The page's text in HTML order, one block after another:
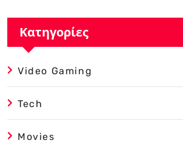
Κατηγορίες
Video Gaming
Tech
Movies